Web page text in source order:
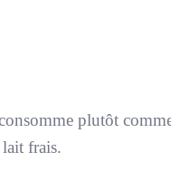
plutôt
frais.